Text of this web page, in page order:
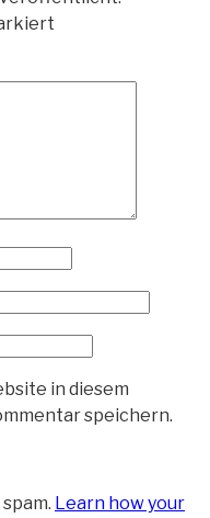
in diesem
speichern.
Learn how your